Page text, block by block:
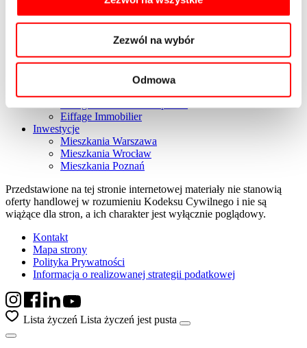
Zezwól na wybór
Odmowa
Oferta mieszkań
Kierbedzia 4
Nowy Kamionek
Witryny Grupy
Eiffage Immobilier
Inwestycje
Mieszkania Warszawa
Mieszkania Wrocław
Mieszkania Poznań
Przedstawione na tej stronie internetowej materiały nie stanowią
oferty handlowej w rozumieniu Kodeksu Cywilnego i nie są
wiążące dla stron, a ich charakter jest wyłącznie poglądowy.
Kontakt
Mapa strony
Polityka Prywatności
Informacja o realizowanej strategii podatkowej
Lista życzeń Lista życzeń jest pusta